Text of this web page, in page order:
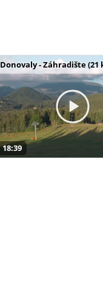
Donovaly - Záhradište (21
18:39